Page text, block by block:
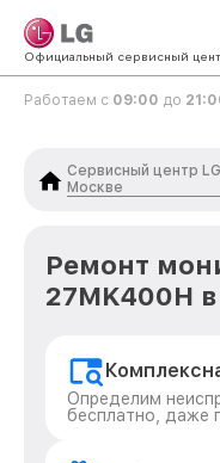
Официальный сервисный
Работаем с 09:00 до
Сервисный центр
Москве
Ремонт
27MK400H
Определим
бесплатно, даже